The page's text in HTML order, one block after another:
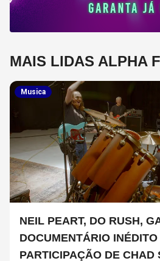
MAIS LIDAS ALPHA
Musica
NEIL PEART, DO RUSH,
DOCUMENTÁRIO INÉDITO
PARTICIPAÇÃO DE CHAD